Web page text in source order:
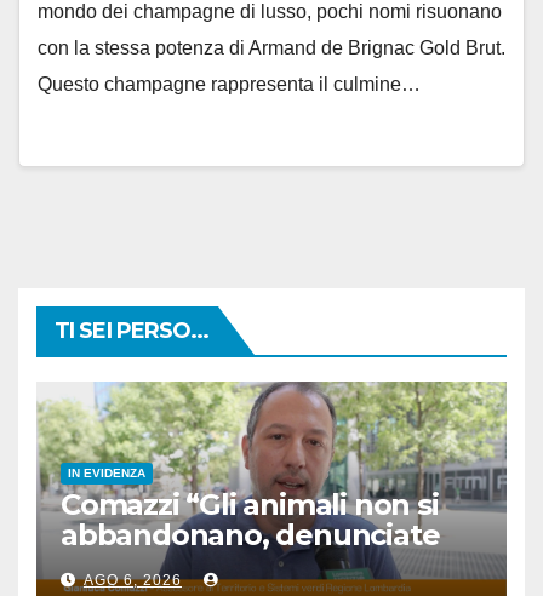
mondo dei champagne di lusso, pochi nomi risuonano
con la stessa potenza di Armand de Brignac Gold Brut.
Questo champagne rappresenta il culmine…
TI SEI PERSO...
IN EVIDENZA
Comazzi “Gli animali non si
abbandonano, denunciate
chi lo fa”
AGO 6, 2026